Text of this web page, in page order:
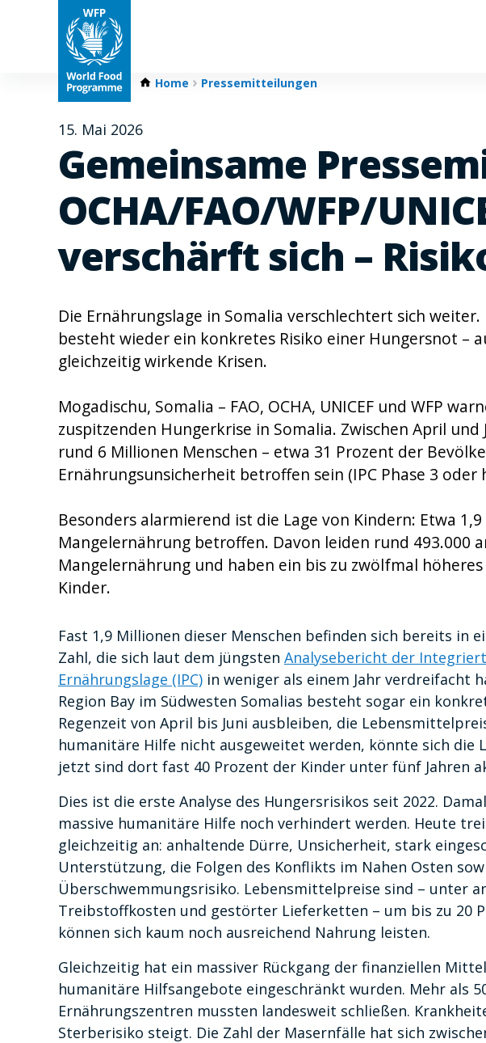
Home Pressemitteilungen
15. Mai 2026
Gemeinsame
OCHA/FAO/WFP/
verschärft sich –
Die Ernährungslage in Somalia verschlechtert sich
besteht wieder ein konkretes Risiko einer Hungersnot –
gleichzeitig wirkende Krisen.
Mogadischu, Somalia – FAO, OCHA, UNICEF und WFP
zuspitzenden Hungerkrise in Somalia. Zwischen April
rund 6 Millionen Menschen – etwa 31 Prozent der
Ernährungsunsicherheit betroffen sein (IPC Phase 3 oder
Besonders alarmierend ist die Lage von Kindern: Etwa
Mangelernährung betroffen. Davon leiden rund 493.000
Mangelernährung und haben ein bis zu zwölfmal
Kinder.
Fast 1,9 Millionen dieser Menschen befinden sich bereits in
Zahl, die sich laut dem jüngsten Analysebericht der
Ernährungslage (IPC) in weniger als einem Jahr verdreifacht
Region Bay im Südwesten Somalias besteht sogar ein
Regenzeit von April bis Juni ausbleiben, die
humanitäre Hilfe nicht ausgeweitet werden, könnte sich die
jetzt sind dort fast 40 Prozent der Kinder unter fünf Jahren
Dies ist die erste Analyse des Hungersrisikos seit 2022.
massive humanitäre Hilfe noch verhindert werden. Heute
gleichzeitig an: anhaltende Dürre, Unsicherheit, stark
Unterstützung, die Folgen des Konflikts im Nahen Osten
Überschwemmungsrisiko. Lebensmittelpreise sind – unter
Treibstoffkosten und gestörter Lieferketten – um bis zu 20
können sich kaum noch ausreichend Nahrung leisten.
Gleichzeitig hat ein massiver Rückgang der finanziellen
humanitäre Hilfsangebote eingeschränkt wurden. Mehr als
Ernährungszentren mussten landesweit schließen.
Sterberisiko steigt. Die Zahl der Masernfälle hat sich